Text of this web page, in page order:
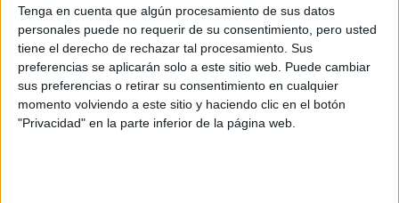
Tenga en cuenta que algún procesamiento de sus datos
personales puede no requerir de su consentimiento, pero usted
tiene el derecho de rechazar tal procesamiento. Sus
preferencias se aplicarán solo a este sitio web. Puede cambiar
sus preferencias o retirar su consentimiento en cualquier
momento volviendo a este sitio y haciendo clic en el botón
"Privacidad" en la parte inferior de la página web.
Domingo 08 noviembre 2026
MADRID (Madrid)